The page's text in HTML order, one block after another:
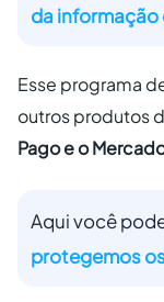
da informação
Esse programa
outros produtos
Pago e o
Aqui você
protegemos